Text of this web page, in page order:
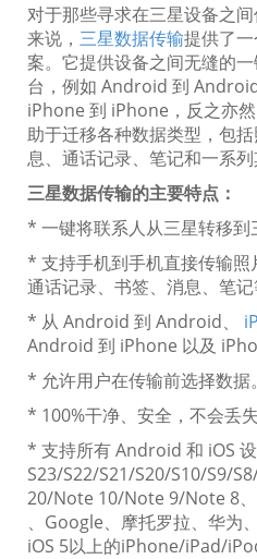
对于那些寻求在三星设备之
来说， 三星数据传输提供了
案。它提供设备之间无缝的
台，例如 Android 到
iPhone 到 iPhone，反之亦
助于迁移各种数据类型，包
息、通话记录、笔记和一系列
三星数据传输的主要特点：
* 一键将联系人从三星转移到
* 支持手机到手机直接传输照
通话记录、书签、消息、笔记
* 从 Android 到 Android、
Android 到 iPhone 以及
* 允许用户在传输前选择数据。
* 100%干净、安全，不会丢
* 支持所有 Android 和 iOS
S23/S22/S21/S20/S10/S9/
20/Note 10/Note 9/Note 8
、Google、摩托罗拉、华为
iOS 5以上的iPhone/iPad/